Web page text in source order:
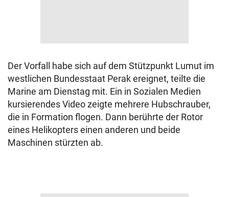
Der Vorfall habe sich auf dem Stützpunkt Lumut im
westlichen Bundesstaat Perak ereignet, teilte die
Marine am Dienstag mit. Ein in Sozialen Medien
kursierendes Video zeigte mehrere Hubschrauber,
die in Formation flogen. Dann berührte der Rotor
eines Helikopters einen anderen und beide
Maschinen stürzten ab.